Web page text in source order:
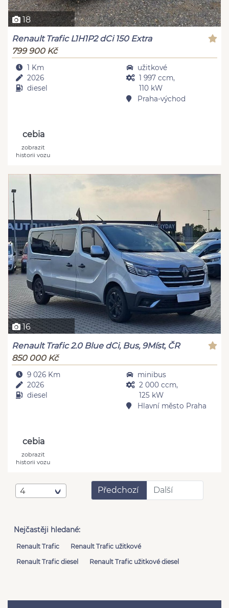
18
Renault Trafic L1H1P2 dCi 150 Extra
799 900 Kč
1 Km
2026
diesel
užitkové
1 997 ccm,
110 kW
Praha-východ
cebia
zobrazit
historii vozu
16
Renault Trafic 2.0 Blue dCi, Bus, 9Míst, ČR
850 000 Kč
9 026 Km
2026
diesel
minibus
2 000 ccm,
125 kW
Hlavní město Praha
cebia
zobrazit
historii vozu
4 Předchozí Další
Nejčastěji hledané:
Renault Trafic
Renault Trafic užitkové
Renault Trafic diesel
Renault Trafic užitkové diesel